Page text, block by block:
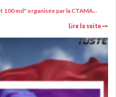
INDUSTRIEL
DIVERS
md" organisée par la CTAMA...
Lire la suite